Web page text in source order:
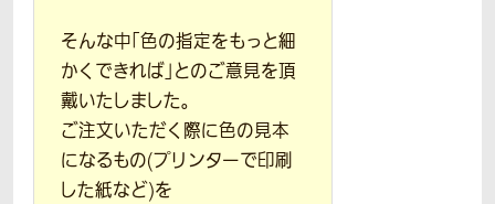
そんな中「色の指定をもっと細
かくできれば」とのご意見を頂
戴いたしました。
ご注文いただく際に色の見本
になるもの(プリンターで印刷
した紙など)を